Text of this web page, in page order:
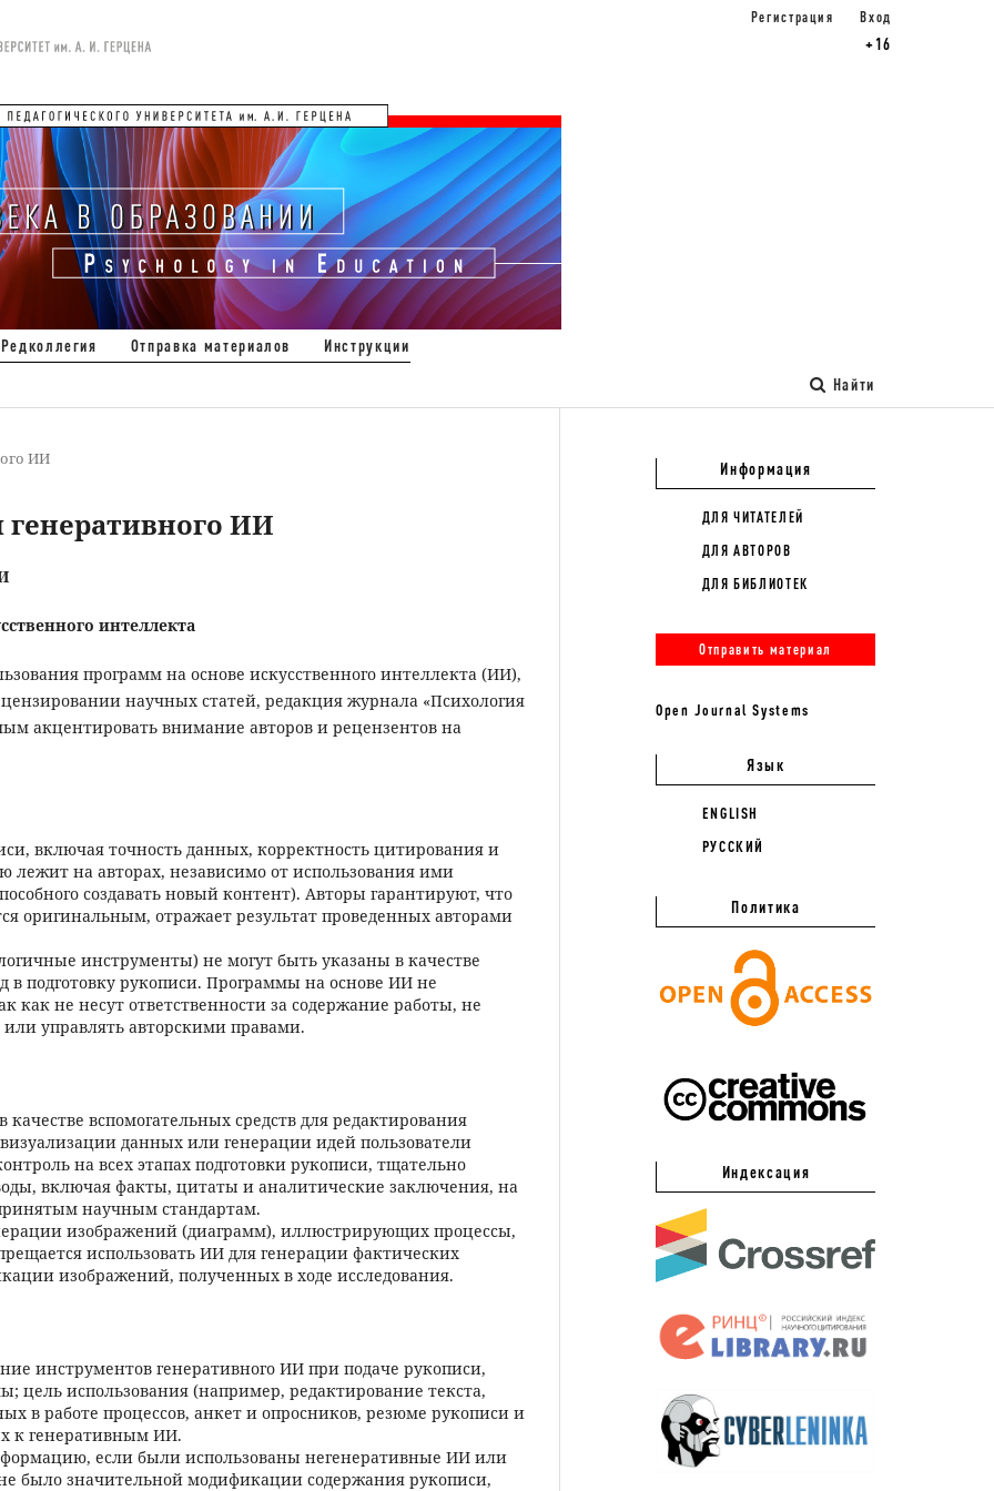
Редколлегия Отправка материалов Инструкции
Найти
Регистрация Вход
+16
ИИ
ИИ
интеллекта
программ на основе искусственного интеллекта (ИИ),
научных статей, редакция журнала «Психология
акцентировать внимание авторов и рецензентов на
включая точность данных, корректность цитирования и
лежит на авторах, независимо от использования ими
создавать новый контент). Авторы гарантируют, что
оригинальным, отражает результат проведенных авторами
инструменты) не могут быть указаны в качестве
в подготовку рукописи. Программы на основе ИИ не
как не несут ответственности за содержание работы, не
управлять авторскими правами.
вспомогательных средств для редактирования
данных или генерации идей пользователи
на всех этапах подготовки рукописи, тщательно
включая факты, цитаты и аналитические заключения, на
научным стандартам.
изображений (диаграмм), иллюстрирующих процессы,
использовать ИИ для генерации фактических
изображений, полученных в ходе исследования.
инструментов генеративного ИИ при подаче рукописи,
цель использования (например, редактирование текста,
в работе процессов, анкет и опросников, резюме рукописи и
к генеративным ИИ.
если были использованы негенеративные ИИ или
было значительной модификации содержания рукописи,
Информация
ДЛЯ ЧИТАТЕЛЕЙ
ДЛЯ АВТОРОВ
ДЛЯ БИБЛИОТЕК
Отправить материал
Open Journal Systems
Язык
ENGLISH
РУССКИЙ
Политика
Индексация